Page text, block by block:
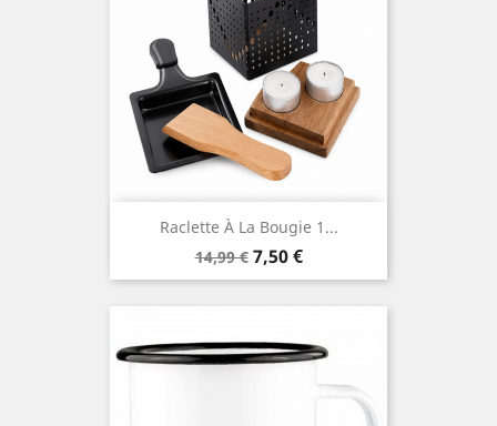
Raclette À La Bougie 1...
Prix
de
14,99 € Prix
7,50 €